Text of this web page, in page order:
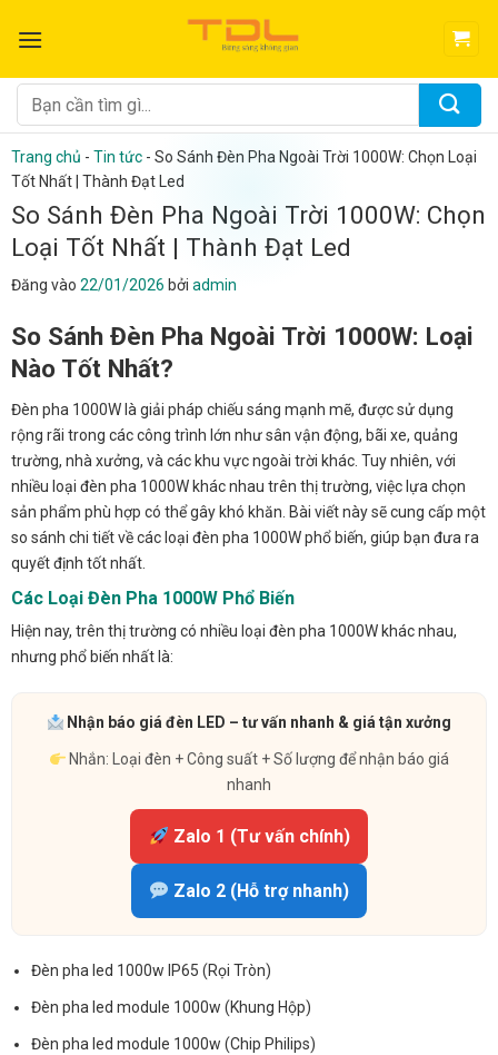
qua
dung
Tìm
kiếm:
Trang chủ - Tin tức - So Sánh Đèn Pha Ngoài Trời 1000W: Chọn Loại
Tốt Nhất | Thành Đạt Led
So Sánh Đèn Pha Ngoài Trời 1000W: Chọn
Loại Tốt Nhất | Thành Đạt Led
Đăng vào 22/01/2026 bởi admin
So Sánh Đèn Pha Ngoài Trời 1000W: Loại
Nào Tốt Nhất?
Đèn pha 1000W là giải pháp chiếu sáng mạnh mẽ, được sử dụng
rộng rãi trong các công trình lớn như sân vận động, bãi xe, quảng
trường, nhà xưởng, và các khu vực ngoài trời khác. Tuy nhiên, với
nhiều loại đèn pha 1000W khác nhau trên thị trường, việc lựa chọn
sản phẩm phù hợp có thể gây khó khăn. Bài viết này sẽ cung cấp một
so sánh chi tiết về các loại đèn pha 1000W phổ biến, giúp bạn đưa ra
quyết định tốt nhất.
Các Loại Đèn Pha 1000W Phổ Biến
Hiện nay, trên thị trường có nhiều loại đèn pha 1000W khác nhau,
nhưng phổ biến nhất là:
Nhận báo giá đèn LED – tư vấn nhanh & giá tận xưởng
Nhắn: Loại đèn + Công suất + Số lượng để nhận báo giá
nhanh
Zalo 1 (Tư vấn chính)
Zalo 2 (Hỗ trợ nhanh)
Đèn pha led 1000w IP65 (Rọi Tròn)
Đèn pha led module 1000w (Khung Hộp)
Đèn pha led module 1000w (Chip Philips)